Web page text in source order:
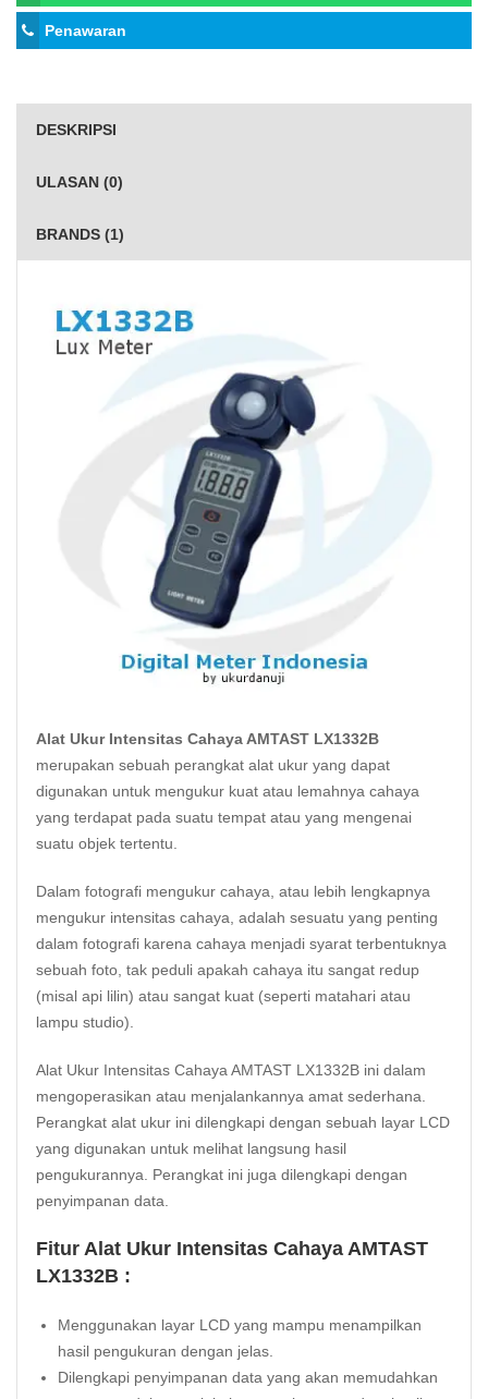
Penawaran
DESKRIPSI
ULASAN (0)
BRANDS (1)
Alat Ukur Intensitas Cahaya AMTAST LX1332B
merupakan sebuah perangkat alat ukur yang dapat
digunakan untuk mengukur kuat atau lemahnya cahaya
yang terdapat pada suatu tempat atau yang mengenai
suatu objek tertentu.
Dalam fotografi mengukur cahaya, atau lebih lengkapnya
mengukur intensitas cahaya, adalah sesuatu yang penting
dalam fotografi karena cahaya menjadi syarat terbentuknya
sebuah foto, tak peduli apakah cahaya itu sangat redup
(misal api lilin) atau sangat kuat (seperti matahari atau
lampu studio).
Alat Ukur Intensitas Cahaya AMTAST LX1332B ini dalam
mengoperasikan atau menjalankannya amat sederhana.
Perangkat alat ukur ini dilengkapi dengan sebuah layar LCD
yang digunakan untuk melihat langsung hasil
pengukurannya. Perangkat ini juga dilengkapi dengan
penyimpanan data.
Fitur Alat Ukur Intensitas Cahaya AMTAST
LX1332B :
Menggunakan layar LCD yang mampu menampilkan
hasil pengukuran dengan jelas.
Dilengkapi penyimpanan data yang akan memudahkan